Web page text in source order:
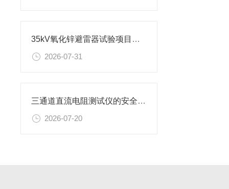
35kV氧化锌避雷器试验项目及设备
2026-07-31
三通道直流电阻测试仪的安全使用准则
2026-07-20